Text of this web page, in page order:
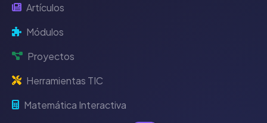
Artículos
Módulos
Proyectos
Herramientas TIC
Matemática Interactiva